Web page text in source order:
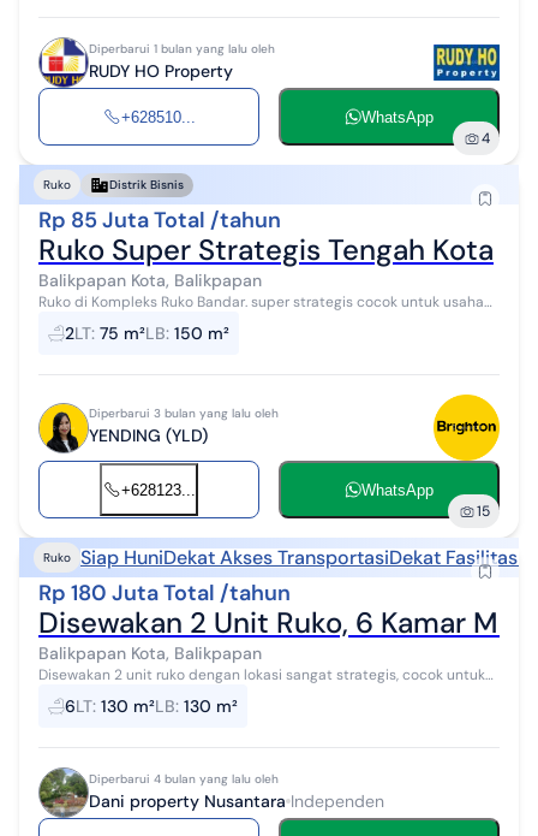
Diperbarui 1 bulan yang lalu oleh
RUDY HO Property
+628510... WhatsApp
4
Ruko Distrik Bisnis
Rp 85 Juta Total /tahun
Ruko Super Strategis Tengah Kota
Balikpapan Kota, Balikpapan
Ruko di Kompleks Ruko Bandar. super strategis cocok untuk usaha
apapun.
2LT: 75 m²LB: 150 m²
Diperbarui 3 bulan yang lalu oleh
YENDING (YLD)
+628123... WhatsApp
15
Ruko Siap HuniDekat Akses TransportasiDekat Fasilitas
Rp 180 Juta Total /tahun
Disewakan 2 Unit Ruko, 6 Kamar
Balikpapan Kota, Balikpapan
Disewakan 2 unit ruko dengan lokasi sangat strategis, cocok untuk
berbagai jenis usaha seperti toko, kantor, kuliner, klinik, maupun
bisnis lainnya...
6LT: 130 m²LB: 130 m²
Diperbarui 4 bulan yang lalu oleh
Dani property Nusantara Independen